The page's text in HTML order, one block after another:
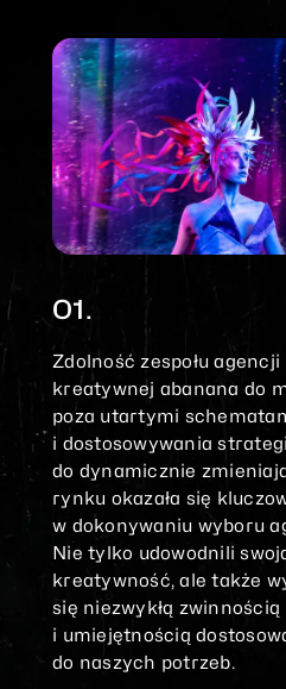
01.
Zdolność zespołu agencji
kreatywnej abanana do
poza utartymi
i dostosowywania
do dynamicznie
rynku okazała się
w dokonywaniu wyboru
Nie tylko udowodnili
kreatywność, ale także
się niezwykłą zwinnością
i umiejętnością
do naszych potrzeb.